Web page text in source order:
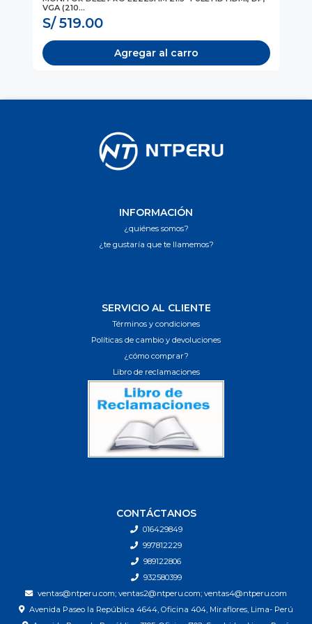
VGA (210...
S/ 519.00
Agregar al carro
INFORMACIÓN
¿quiénes somos?
¿te gustaría que te llamemos?
SERVICIO AL CLIENTE
Términos y condiciones
Políticas de cambio y devoluciones
¿cómo comprar?
Libro de reclamaciones
CONTÁCTANOS
016429849
997812229
989122806
932580399
ventas@ntperu.com; ventas2@ntperu.com; ventas4@ntperu.com
Avenida Paseo la República 4644, Oficina 404, Miraflores, Lima- Perú